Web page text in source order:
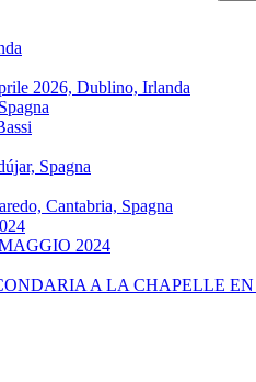
2026, Dublino, Irlanda
Spagna
Cantabria, Spagna
2024
A LA CHAPELLE